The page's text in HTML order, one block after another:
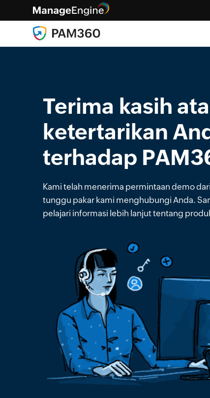
Terima kasih
ketertarikan
terhadap
Kami telah menerima permintaan demo
tunggu pakar kami menghubungi Anda.
pelajari informasi lebih lanjut tentang